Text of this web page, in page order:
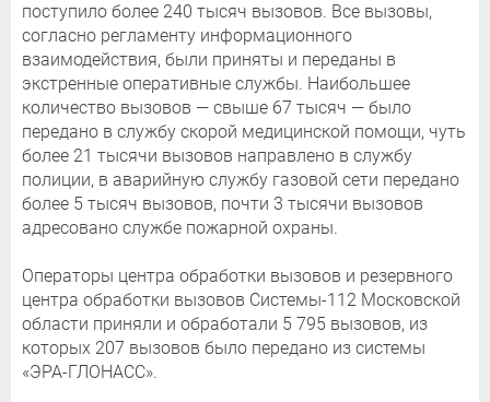
поступило более 240 тысяч вызовов. Все вызовы,
согласно регламенту информационного
взаимодействия, были приняты и переданы в
экстренные оперативные службы. Наибольшее
количество вызовов — свыше 67 тысяч — было
передано в службу скорой медицинской помощи, чуть
более 21 тысячи вызовов направлено в службу
полиции, в аварийную службу газовой сети передано
более 5 тысяч вызовов, почти 3 тысячи вызовов
адресовано службе пожарной охраны.
Операторы центра обработки вызовов и резервного
центра обработки вызовов Системы-112 Московской
области приняли и обработали 5 795 вызовов, из
которых 207 вызовов было передано из системы
«ЭРА-ГЛОНАСС».